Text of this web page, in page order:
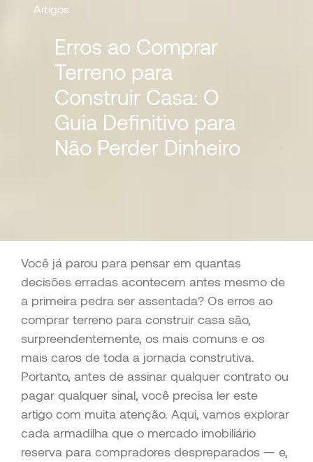
Artigos
Erros ao Comprar
Terreno para
Construir Casa: O
Guia Definitivo para
Não Perder Dinheiro
Você já parou para pensar em quantas
decisões erradas acontecem antes mesmo de
a primeira pedra ser assentada? Os erros ao
comprar terreno para construir casa são,
surpreendentemente, os mais comuns e os
mais caros de toda a jornada construtiva.
Portanto, antes de assinar qualquer contrato ou
pagar qualquer sinal, você precisa ler este
artigo com muita atenção. Aqui, vamos explorar
cada armadilha que o mercado imobiliário
reserva para compradores despreparados — e,